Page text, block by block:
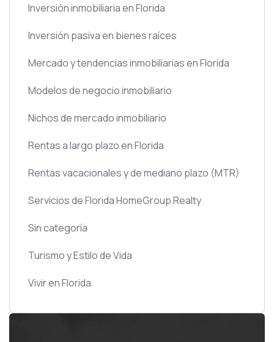
Inversión inmobiliaria en Florida
Inversión pasiva en bienes raíces
Mercado y tendencias inmobiliarias en Florida
Modelos de negocio inmobiliario
Nichos de mercado inmobiliario
Rentas a largo plazo en Florida
Rentas vacacionales y de mediano plazo (MTR)
Servicios de Florida HomeGroup Realty
Sin categoría
Turismo y Estilo de Vida
Vivir en Florida